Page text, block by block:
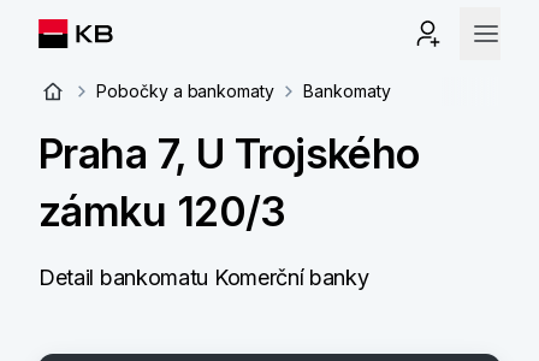
Pobočky a bankomaty Bankomaty
Praha 7, U Trojského
zámku 120/3
Detail bankomatu Komerční banky